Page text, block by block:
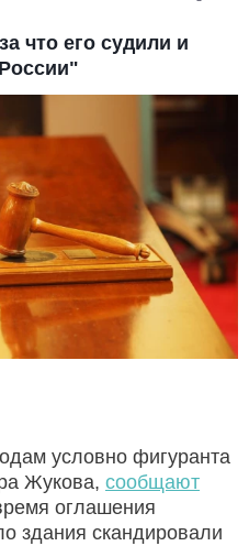
что его судили и
условно фигуранта
Жукова, сообщают
оглашения
здания скандировали